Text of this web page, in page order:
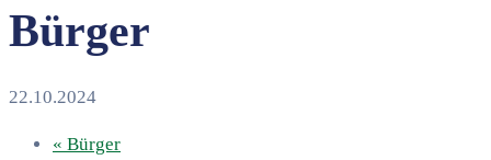
Bürger
22.10.2024
« Bürger